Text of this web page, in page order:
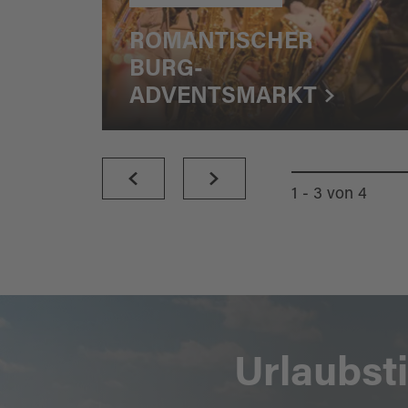
ROMANTISCHER
BURG-
ADVENTSMARKT
1 - 3 von 4